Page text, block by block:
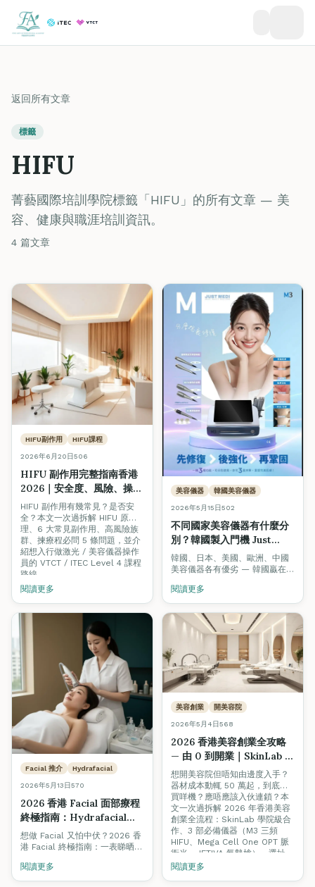
返回所有文章
標籤
HIFU
菁藝國際培訓學院標籤「HIFU」的所有文章 — 美
容、健康與職涯培訓資訊。
4 篇文章
HIFU副作用 HIFU課程
2026年6月20日506
HIFU 副作用完整指南香港
2026｜安全度、風險、操作
員資歷如何揀
HIFU 副作用有幾常見？是否安
全？本文一次過拆解 HIFU 原
理、6 大常見副作用、高風險族
群、揀療程必問 5 條問題，並介
紹想入行做激光 / 美容儀器操作
員的 VTCT / ITEC Level 4 課程
路線。
閱讀更多
美容儀器 韓國美容儀器
2026年5月15日502
不同國家美容儀器有什麼分
別？韓國製入門機 Just
Medi M3 為什麼最適合香
港女生和小本美容院？
韓國、日本、美國、歐洲、中國
美容儀器各有優劣 — 韓國贏在
佳平衡。深入評測韓國製 Just
Medi M3 三合一入門機（雙頻聲
波 + HIFU + RF），點解最啱香
港女生同小本美容院。
閱讀更多
Facial 推介 Hydrafacial
2026年5月13日570
2026 香港 Facial 面部療程
終極指南：Hydrafacial、
HIFU、深層清潔邊個適合
你？+ 避開 Hard Sell 美容
院實戰 Tips
想做 Facial 又怕中伏？2026 香
港 Facial 終極指南：一表睇晒
等熱門療程嘅適合膚質、療效、
價錢、優缺點。教你 8 個實戰
閱讀更多
美容創業 開美容院
2026年5月4日568
2026 香港美容創業全攻略
— 由 0 到開業｜SkinLab 器
材合作、3 部必備機、選址
（附 5 月 18 日 Open Day
報名）
想開美容院但唔知由邊度入手？
器材成本動輒 50 萬起，到底要
買咩機？應唔應該入伙連鎖？本
文一次過拆解 2026 年香港美容
創業全流程：SkinLab 學院級合
作、3 部必備儀器（M3 三頻
HIFU、Mega Cell One OPT 脈
衝光、JETIVA 氣墊槍）、選址、
客源建立。5/18 Open Day 報名
閱讀更多